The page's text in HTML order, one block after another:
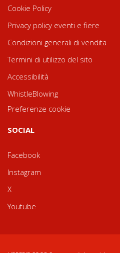
Cookie Policy
Privacy policy eventi e fiere
Condizioni generali di vendita
Termini di utilizzo del sito
Accessibilità
WhistleBlowing
Preferenze cookie
SOCIAL
Facebook
Instagram
X
Youtube